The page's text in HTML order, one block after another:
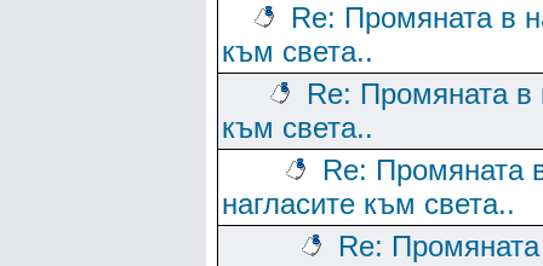
Re: Промяната в
към света..
Re: Промяната в
към света..
Re: Промяната
нагласите към света..
Re: